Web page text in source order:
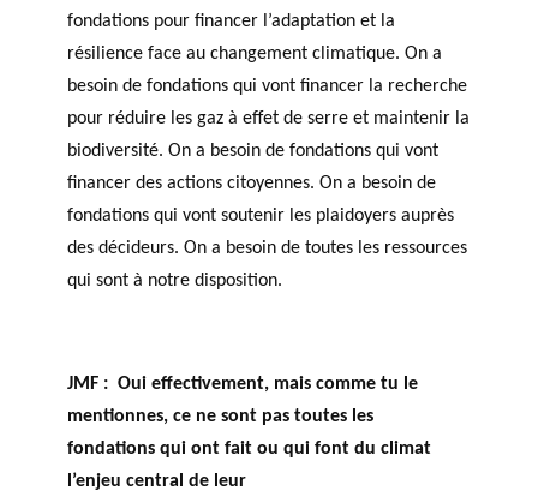
fondations pour financer l’adaptation et la
résilience face au changement climatique. On a
besoin de fondations qui vont financer la recherche
pour réduire les gaz à effet de serre et maintenir la
biodiversité. On a besoin de fondations qui vont
financer des actions citoyennes. On a besoin de
fondations qui vont soutenir les plaidoyers auprès
des décideurs. On a besoin de toutes les ressources
qui sont à notre disposition.
JMF : Oui effectivement, mais comme tu le
mentionnes, ce ne sont pas toutes les
fondations qui ont fait ou qui font du climat
l’enjeu central de leur